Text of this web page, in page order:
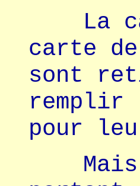
La
carte
sont
remplir
pour
Mais,